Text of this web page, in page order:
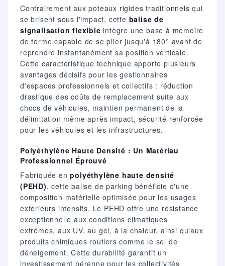
Contrairement aux poteaux rigides traditionnels qui
se brisent sous l'impact, cette balise de
signalisation flexible intègre une base à mémoire
de forme capable de se plier jusqu'à 180° avant de
reprendre instantanément sa position verticale.
Cette caractéristique technique apporte plusieurs
avantages décisifs pour les gestionnaires
d'espaces professionnels et collectifs : réduction
drastique des coûts de remplacement suite aux
chocs de véhicules, maintien permanent de la
délimitation même après impact, sécurité renforcée
pour les véhicules et les infrastructures.
Polyéthylène Haute Densité : Un Matériau
Professionnel Éprouvé
Fabriquée enpolyéthylène haute densité
(PEHD), cette balise de parking bénéficie d'une
composition matérielle optimisée pour les usages
extérieurs intensifs. Le PEHD offre une résistance
exceptionnelle aux conditions climatiques
extrêmes, aux UV, au gel, à la chaleur, ainsi qu'aux
produits chimiques routiers comme le sel de
déneigement. Cette durabilité garantit un
investissement pérenne pour les collectivités